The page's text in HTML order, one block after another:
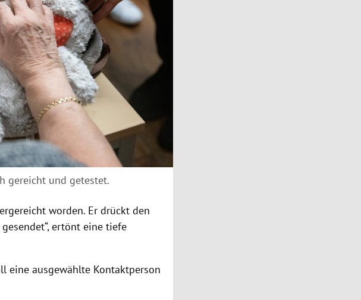
gereicht und getestet.
worden. Er drückt den
ertönt eine tiefe
eine ausgewählte Kontaktperson